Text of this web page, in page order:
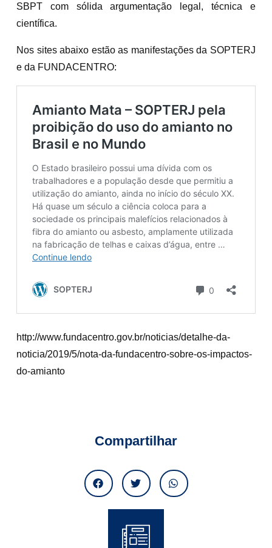
SBPT com sólida argumentação legal, técnica e
científica.
Nos sites abaixo estão as manifestações da SOPTERJ
e da FUNDACENTRO:
http://www.fundacentro.gov.br/noticias/detalhe-da-
noticia/2019/5/nota-da-fundacentro-sobre-os-impactos-
do-amianto
Compartilhar